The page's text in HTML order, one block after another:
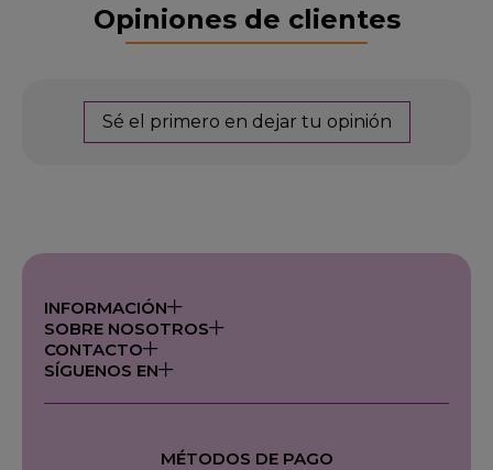
Opiniones de clientes
Sé el primero en dejar tu opinión
INFORMACIÓN
SOBRE NOSOTROS
CONTACTO
SÍGUENOS EN
MÉTODOS DE PAGO